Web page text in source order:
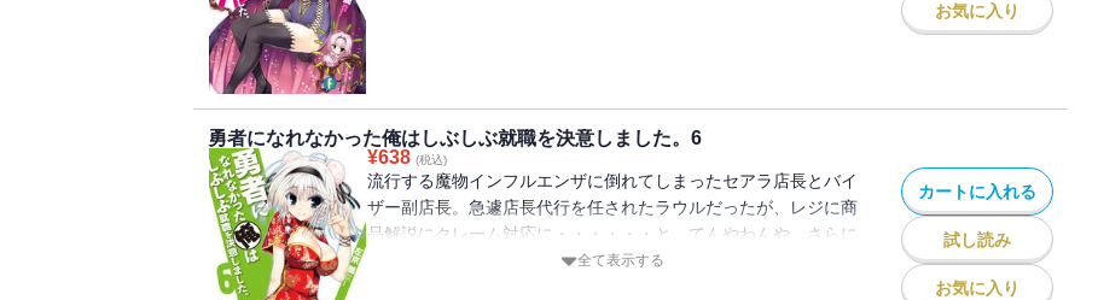
お気に入り
勇者になれなかった俺はしぶしぶ就職を決意しました。6
¥638 (税込)
流行する魔物インフルエンザに倒れてしまったセアラ店長とバイ
ザー副店長。急遽店長代行を任されたラウルだったが、レジに商
品解説にクレーム対応に・・・・・・と、てんやわんや。さらに
やっかいなお客様がやって来て・・・・・・？
全て表示する
カートに入れる
試し読み
お気に入り